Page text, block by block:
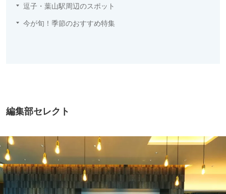
逗子・葉山駅周辺のスポット
今が旬！季節のおすすめ特集
編集部セレクト